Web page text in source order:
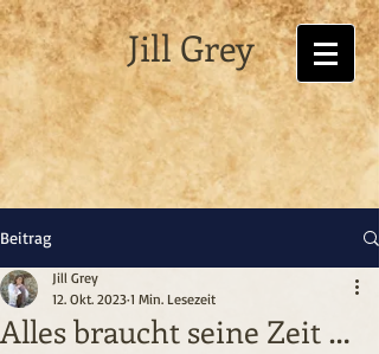
Jill Grey
Beitrag
Alles braucht seine Zeit …
Jill Grey
12. Okt. 2023 1 Min. Lesezeit